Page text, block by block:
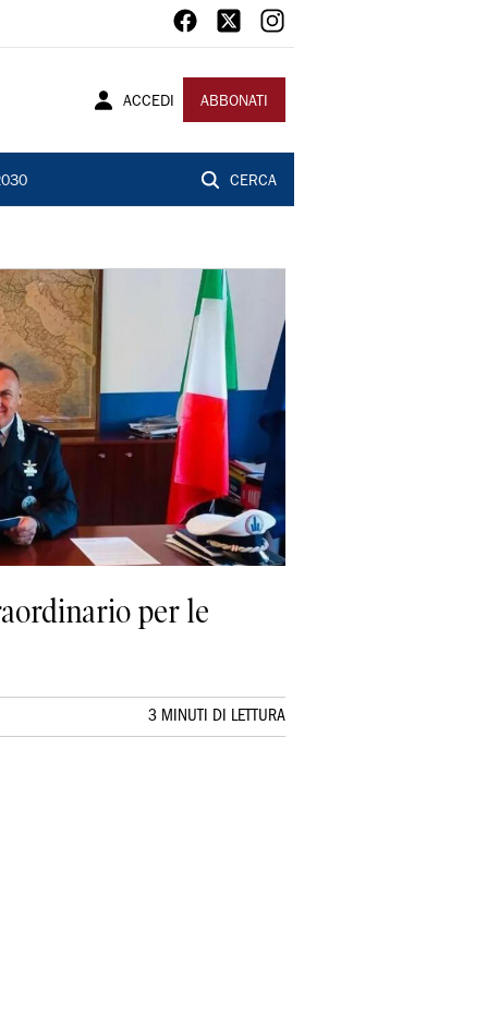
ACCEDI ABBONATI
CERCA
per le
3 MINUTI DI LETTURA